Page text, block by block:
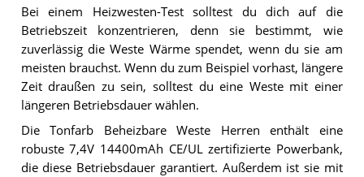
Bei einem Heizwesten-Test solltest du dich auf die
Betriebszeit konzentrieren, denn sie bestimmt, wie
zuverlässig die Weste Wärme spendet, wenn du sie am
meisten brauchst. Wenn du zum Beispiel vorhast, längere
Zeit draußen zu sein, solltest du eine Weste mit einer
längeren Betriebsdauer wählen.
Die Tonfarb Beheizbare Weste Herren enthält eine
robuste 7,4V 14400mAh CE/UL zertifizierte Powerbank,
die diese Betriebsdauer garantiert. Außerdem ist sie mit